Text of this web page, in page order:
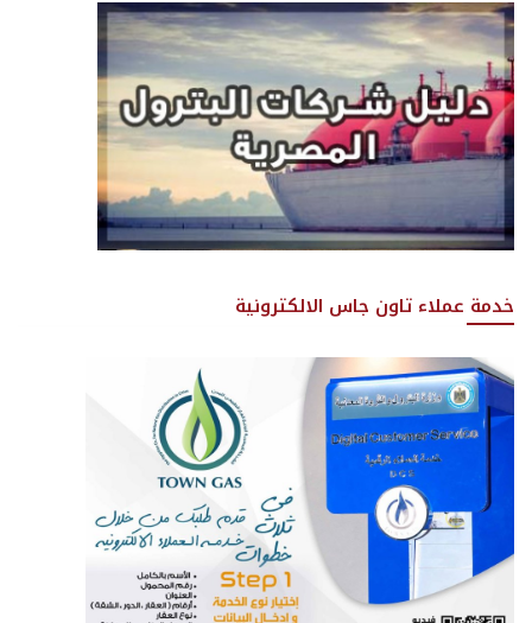
خدمة عملاء تاون جاس الالكترونية